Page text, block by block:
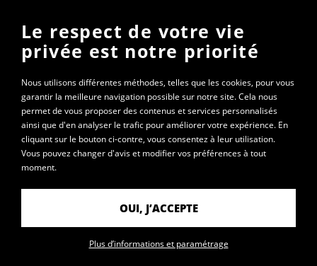
© 2020 - Lycée Saint-Sorlin
Le respect de votre vie
privée est notre priorité
Nous utilisons différentes méthodes, telles que les cookies, pour vous
garantir la meilleure navigation possible sur notre site. Cela nous
permet de vous proposer des contenus et services personnalisés
ainsi que d'en analyser le trafic pour améliorer votre expérience. En
cliquant sur le bouton ci-contre, vous consentez à leur utilisation.
Vous pouvez changer d'avis et modifier vos préférences à tout
moment.
OUI, J’ACCEPTE
Plus d’informations et paramétrage